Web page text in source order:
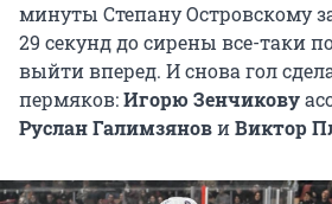
минуты Степану Островскому
29 секунд до сирены все-таки
выйти вперед. И снова гол
пермяков:Игорю Зенчикову
Руслан ГалимзяновиВиктор